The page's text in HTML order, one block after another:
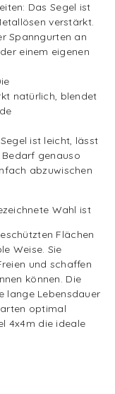
Das Segel ist
verstärkt.
Spanngurten an
einem eigenen
natürlich, blendet
ist leicht, lässt
genauso
abzuwischen
Wahl ist
Flächen
Weise. Sie
und schaffen
können. Die
lange Lebensdauer
optimal
4x4m die ideale